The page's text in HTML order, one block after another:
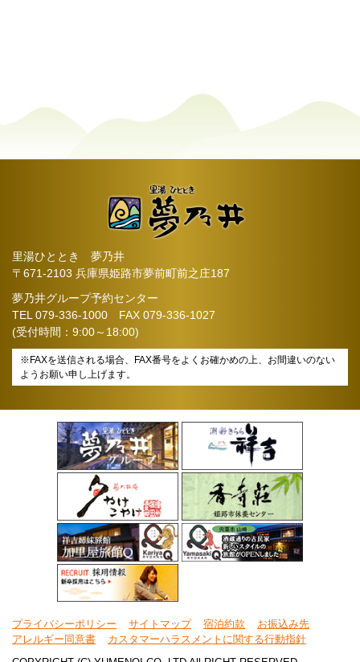
里湯ひととき 夢乃井
〒671-2103 兵庫県姫路市夢前町前之庄187
夢乃井グループ予約センター
TEL 079-336-1000 FAX 079-336-1027
(受付時間：9:00～18:00)
※FAXを送信される場合、FAX番号をよくお確かめの上、お間違いのない
ようお願い申し上げます。
プライバシーポリシー サイトマップ 宿泊約款
お振込み先
アレルギー同意書
カスタマーハラスメントに関する行動指針